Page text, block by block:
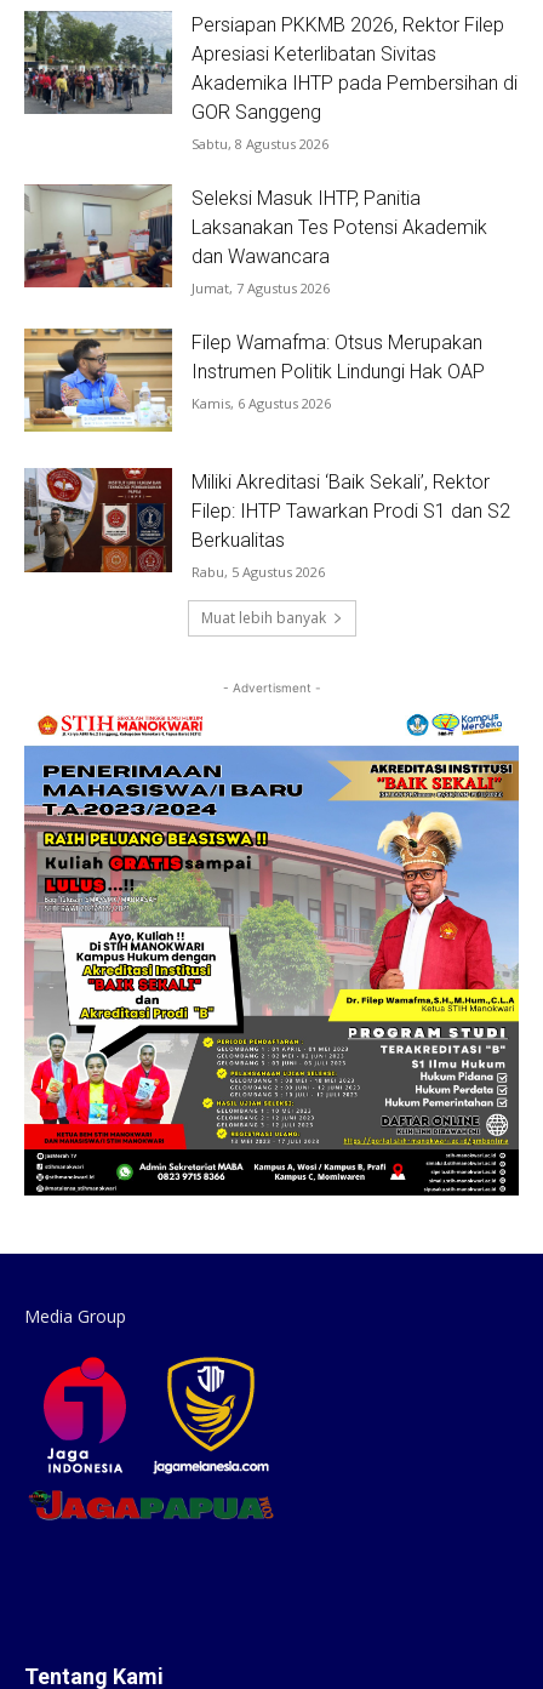
Persiapan PKKMB 2026, Rektor Filep
Apresiasi Keterlibatan Sivitas
Akademika IHTP pada Pembersihan di
GOR Sanggeng
Sabtu, 8 Agustus 2026
Seleksi Masuk IHTP, Panitia
Laksanakan Tes Potensi Akademik
dan Wawancara
Jumat, 7 Agustus 2026
Filep Wamafma: Otsus Merupakan
Instrumen Politik Lindungi Hak OAP
Kamis, 6 Agustus 2026
Miliki Akreditasi ‘Baik Sekali’, Rektor
Filep: IHTP Tawarkan Prodi S1 dan S2
Berkualitas
Rabu, 5 Agustus 2026
Muat lebih banyak
- Advertisment -
Media Group
Tentang Kami